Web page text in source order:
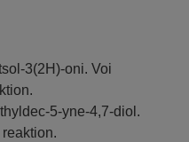
3(2H)-oni. Voi
5-yne-4,7-diol.